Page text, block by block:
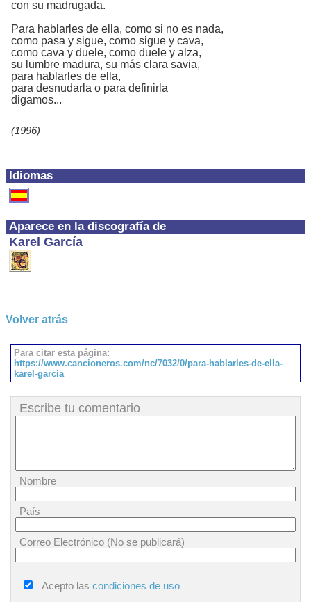
Idiomas
Aparece en la discografía de
Karel García
con su madrugada.
Para hablarles de ella, como si no es nada,
como pasa y sigue, como sigue y cava,
como cava y duele, como duele y alza,
su lumbre madura, su más clara savia,
para hablarles de ella,
para desnudarla o para definirla
digamos...
(1996)
Volver atrás
Para citar esta página:
https://www.cancioneros.com/nc/7032/0/para-hablarles-de-ella-
karel-garcia
Escribe tu comentario
Nombre
País
Correo Electrónico (No se publicará)
Acepto las condiciones de uso